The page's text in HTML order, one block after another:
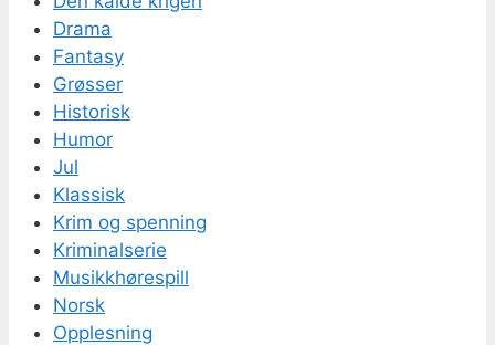
Drama
Fantasy
Grøsser
Historisk
Humor
Jul
Klassisk
Krim og spenning
Kriminalserie
Musikkhørespill
Norsk
Opplesning